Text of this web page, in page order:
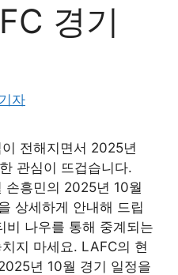
경기
자
전해지면서 2025년
관심이 뜨겁습니다.
손흥민의 2025년 10월
상세하게 안내해 드립
비 나우를 통해 중계되는
지 마세요. LAFC의 현
년 10월 경기 일정을